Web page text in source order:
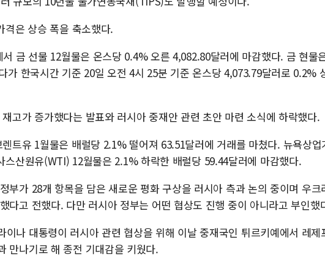
격은 상승 폭을 축소했다.
금 선물 12월물은 온스당 0.4% 오른 4,082.80달러에 마감했다. 금 현물
가 한국시간 기준 20일 오전 4시 25분 기준 온스당 4,073.79달러로 0.2%
고가 증가했다는 발표와 러시아 중재안 관련 초안 마련 소식에 하락했다.
트유 1월물은 배럴당 2.1% 떨어져 63.51달러에 거래를 마쳤다. 뉴욕상업
스산원유(WTI) 12월물은 2.1% 하락한 배럴당 59.44달러에 마감했다.
부가 28개 항목을 담은 새로운 평화 구상을 러시아 측과 논의 중이며 우크
다고 전했다. 다만 러시아 정부는 어떤 협상도 진행 중이 아니라고 부인했
이나 대통령이 러시아 관련 협상을 위해 이날 중재국인 튀르키예에서 레제
만나기로 해 종전 기대감을 키웠다.